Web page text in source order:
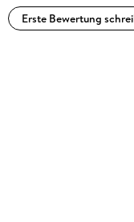
Erste Bewertung